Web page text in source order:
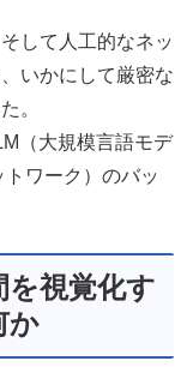
して人工的なネッ
いかにして厳密な
。
（大規模言語モデ
ワーク）のバッ
を視覚化す
か